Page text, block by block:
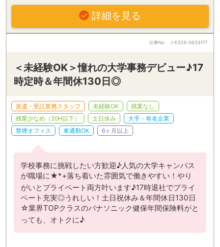
詳細を見る
仕事No J-ES26-0633177
＜未経験OK＞憧れの大学事務デビュー♪17
時定時＆年間休130日◎
派遣・受託業務スタッフ 未経験OK
残業なし
残業少なめ（20H以下）
土日休み
大手・有名企業
禁煙オフィス
車通勤OK 6ヶ月以上
学校事務に挑戦したい方歓迎♪人気の大学キャンパス
が職場に★*+落ち着いた雰囲気で働きやすい！やり
がいとプライベート両方叶います♪17時退社でプライ
ベート充実◎うれしい！土日祝休み＆年間休日130日
☆業界TOPクラスのパナソニック健保年間保険料がと
っても、オトクに♪